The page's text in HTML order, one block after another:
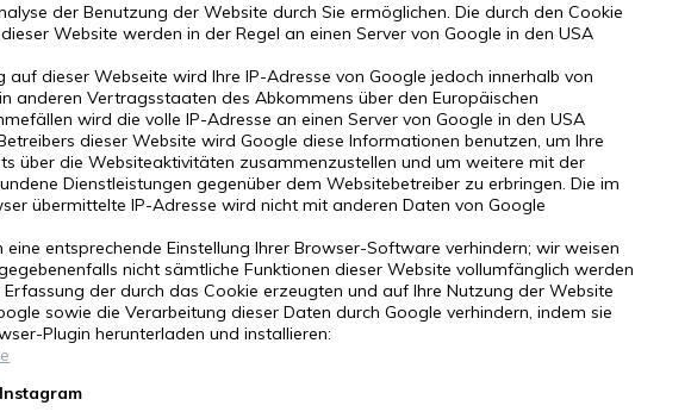
der Benutzung der Website durch Sie ermöglichen. Die durch den Cookie
Website werden in der Regel an einen Server von Google in den USA
dieser Webseite wird Ihre IP-Adresse von Google jedoch innerhalb von
anderen Vertragsstaaten des Abkommens über den Europäischen
wird die volle IP-Adresse an einen Server von Google in den USA
dieser Website wird Google diese Informationen benutzen, um Ihre
über die Websiteaktivitäten zusammenzustellen und um weitere mit der
Dienstleistungen gegenüber dem Websitebetreiber zu erbringen. Die im
übermittelte IP-Adresse wird nicht mit anderen Daten von Google
entsprechende Einstellung Ihrer Browser-Software verhindern; wir weisen
nicht sämtliche Funktionen dieser Website vollumfänglich werden
der durch das Cookie erzeugten und auf Ihre Nutzung der Website
sowie die Verarbeitung dieser Daten durch Google verhindern, indem sie
Plugin herunterladen und installieren: